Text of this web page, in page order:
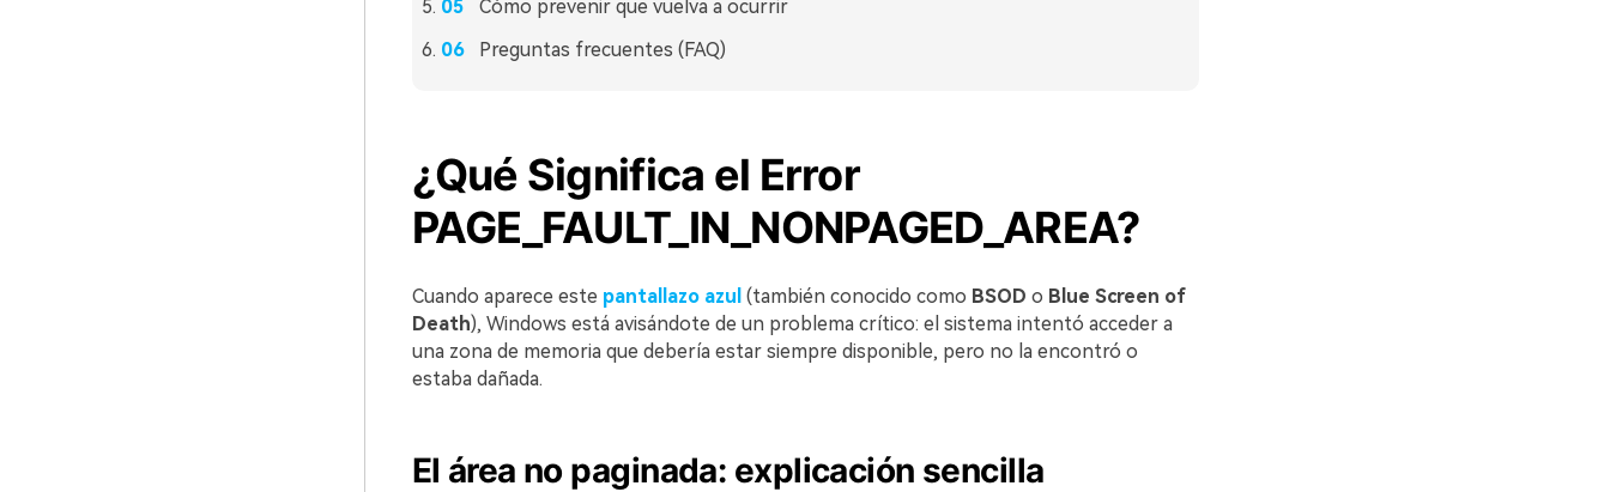
Cómo prevenir que vuelva a ocurrir
Preguntas frecuentes (FAQ)
¿Qué Significa el Error
PAGE_FAULT_IN_NONPAGED_AREA?
Cuando aparece este pantallazo azul (también conocido como BSOD o Blue Screen of
Death), Windows está avisándote de un problema crítico: el sistema intentó acceder a
una zona de memoria que debería estar siempre disponible, pero no la encontró o
estaba dañada.
El área no paginada: explicación sencilla